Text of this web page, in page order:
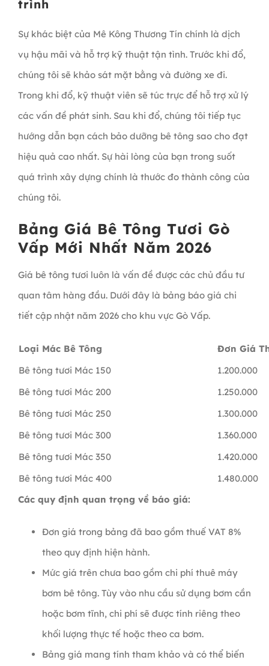
trình
Sự khác biệt của Mê Kông Thương Tín chính là dịch
vụ hậu mãi và hỗ trợ kỹ thuật tận tình. Trước khi đổ,
chúng tôi sẽ khảo sát mặt bằng và đường xe đi.
Trong khi đổ, kỹ thuật viên sẽ túc trực để hỗ trợ xử lý
các vấn đề phát sinh. Sau khi đổ, chúng tôi tiếp tục
hướng dẫn bạn cách bảo dưỡng bê tông sao cho đạt
hiệu quả cao nhất. Sự hài lòng của bạn trong suốt
quá trình xây dựng chính là thước đo thành công của
chúng tôi.
Bảng Giá Bê Tông Tươi Gò
Vấp Mới Nhất Năm 2026
Giá bê tông tươi luôn là vấn đề được các chủ đầu tư
quan tâm hàng đầu. Dưới đây là bảng báo giá chi
tiết cập nhật năm 2026 cho khu vực Gò Vấp.
Loại Mác Bê Tông
Đơn Giá
Bê tông tươi Mác 150
1.200.000
Bê tông tươi Mác 200
1.250.000
Bê tông tươi Mác 250
1.300.000
Bê tông tươi Mác 300
1.360.000
Bê tông tươi Mác 350
1.420.000
Bê tông tươi Mác 400
1.480.000
Các quy định quan trọng về báo giá:
Đơn giá trong bảng đã bao gồm thuế VAT 8%
theo quy định hiện hành.
Mức giá trên chưa bao gồm chi phí thuê máy
bơm bê tông. Tùy vào nhu cầu sử dụng bơm cần
hoặc bơm tĩnh, chi phí sẽ được tính riêng theo
khối lượng thực tế hoặc theo ca bơm.
Bảng giá mang tính tham khảo và có thể biến